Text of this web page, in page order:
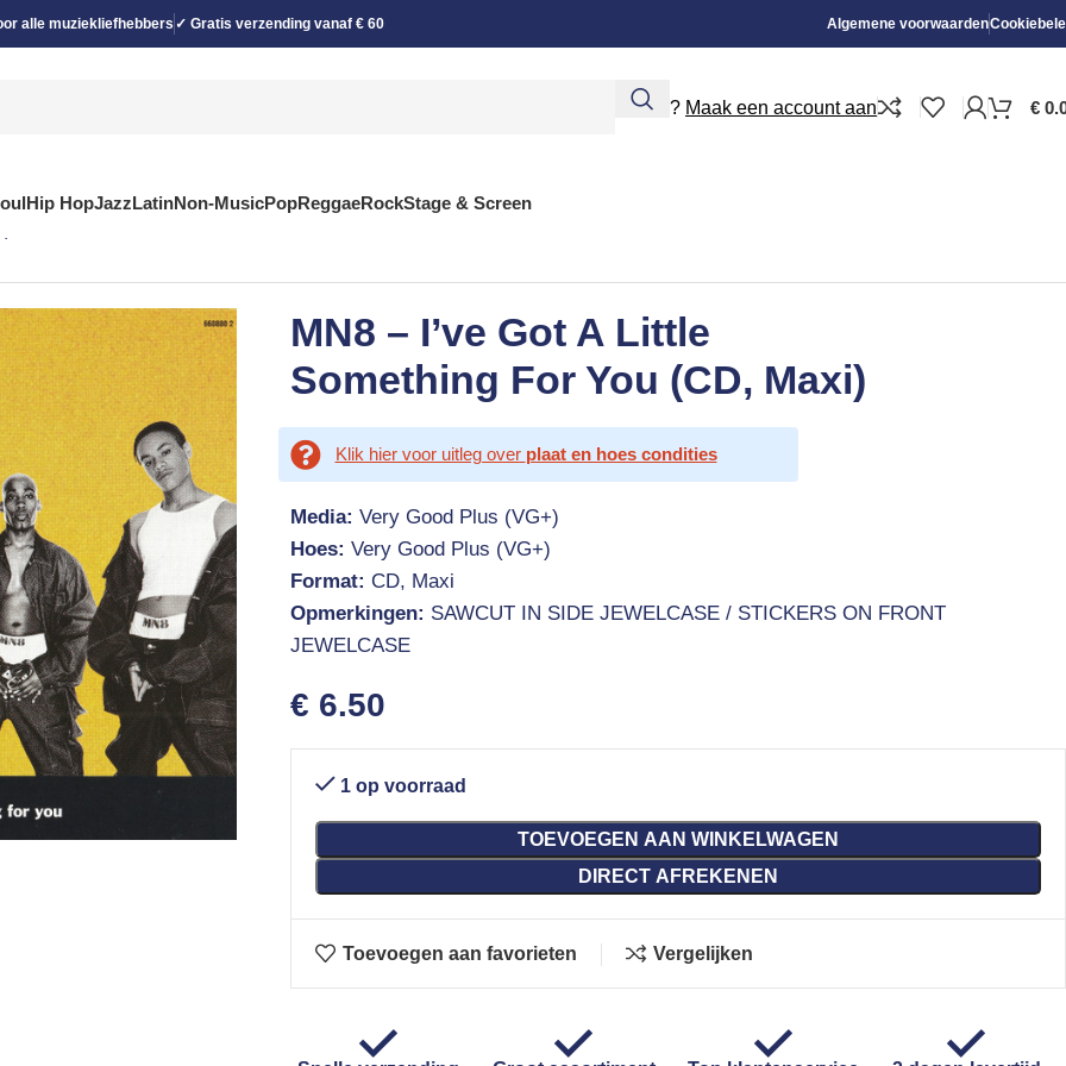
alle muziekliefhebbers ✓ Gratis verzending vanaf € 60 Algemene voorwaarden
Nieuw? Maak een account aan €
Hip HopJazzLatinNon-MusicPopReggaeRockStage & Screen
MN8 – I’ve Got A Little
Something For You (CD, Maxi)
Klik hier voor uitleg over plaat en hoes condities
Media: Very Good Plus (VG+)
Hoes: Very Good Plus (VG+)
Format: CD, Maxi
Opmerkingen: SAWCUT IN SIDE JEWELCASE / STICKERS ON FRONT
JEWELCASE
€ 6.50
1 op voorraad
TOEVOEGEN AAN WINKELWAGEN
DIRECT AFREKENEN
Toevoegen aan favorieten Vergelijken